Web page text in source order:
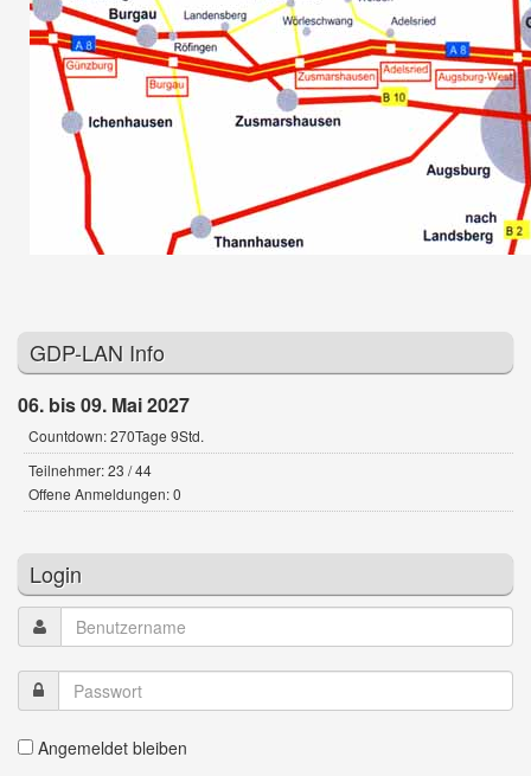
GDP-LAN Info
06. bis 09. Mai 2027
Countdown: 270Tage 9Std.
Teilnehmer: 23 / 44
Offene Anmeldungen: 0
Login
Angemeldet bleiben